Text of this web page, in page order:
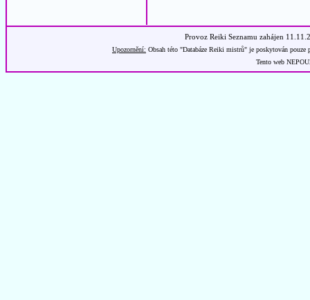
Provoz Reiki Seznamu zahájen
Upozornění: Obsah této "Databáze Reiki mistrů" je poskytován
Tento web